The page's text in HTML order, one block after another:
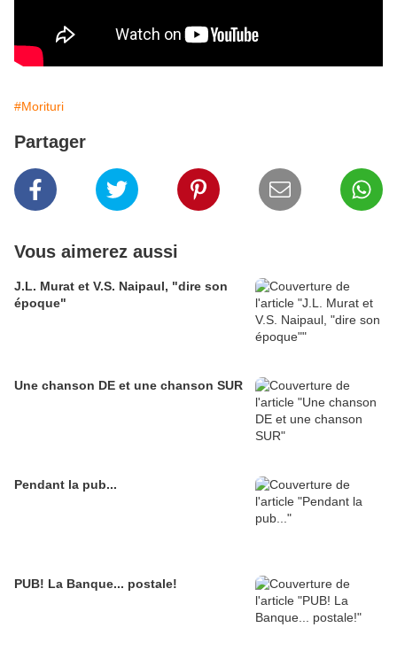
#Morituri
Partager
Vous aimerez aussi
J.L. Murat et V.S. Naipaul, "dire son
époque"
Une chanson DE et une chanson SUR
Pendant la pub...
PUB! La Banque... postale!